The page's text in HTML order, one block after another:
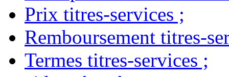
Prix titres-services ;
Remboursement titres-
Termes titres-services ;